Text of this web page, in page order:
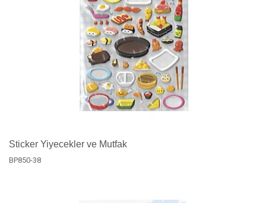
Sticker Yiyecekler ve Mutfak
BP850-38